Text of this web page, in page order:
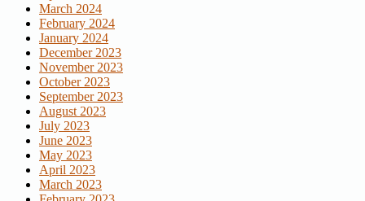
March 2024
February 2024
January 2024
December 2023
November 2023
October 2023
September 2023
August 2023
July 2023
June 2023
May 2023
April 2023
March 2023